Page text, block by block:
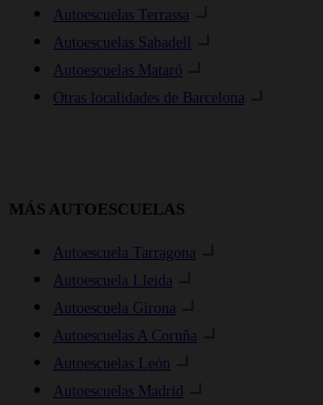
Autoescuelas Terrassa
Autoescuelas Sabadell
Autoescuelas Mataró
Otras localidades de Barcelona
MÁS AUTOESCUELAS
Autoescuela Tarragona
Autoescuela Lleida
Autoescuela Girona
Autoescuelas A Coruña
Autoescuelas León
Autoescuelas Madrid